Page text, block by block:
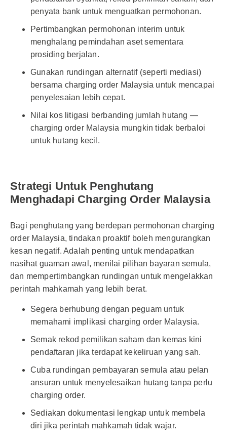
penyata bank untuk menguatkan permohonan.
Pertimbangkan permohonan interim untuk
menghalang pemindahan aset sementara
prosiding berjalan.
Gunakan rundingan alternatif (seperti mediasi)
bersama charging order Malaysia untuk mencapai
penyelesaian lebih cepat.
Nilai kos litigasi berbanding jumlah hutang —
charging order Malaysia mungkin tidak berbaloi
untuk hutang kecil.
Strategi Untuk Penghutang
Menghadapi Charging Order Malaysia
Bagi penghutang yang berdepan permohonan charging
order Malaysia, tindakan proaktif boleh mengurangkan
kesan negatif. Adalah penting untuk mendapatkan
nasihat guaman awal, menilai pilihan bayaran semula,
dan mempertimbangkan rundingan untuk mengelakkan
perintah mahkamah yang lebih berat.
Segera berhubung dengan peguam untuk
memahami implikasi charging order Malaysia.
Semak rekod pemilikan saham dan kemas kini
pendaftaran jika terdapat kekeliruan yang sah.
Cuba rundingan pembayaran semula atau pelan
ansuran untuk menyelesaikan hutang tanpa perlu
charging order.
Sediakan dokumentasi lengkap untuk membela
diri jika perintah mahkamah tidak wajar.